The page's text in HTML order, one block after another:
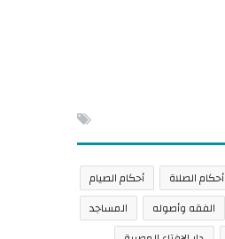
أحكام الصلاة
أحكام الصيام
الفقه وأصوله
المساجد